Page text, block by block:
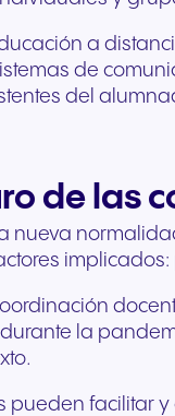
a
de
del
de las
nueva
la
pueden facilitar